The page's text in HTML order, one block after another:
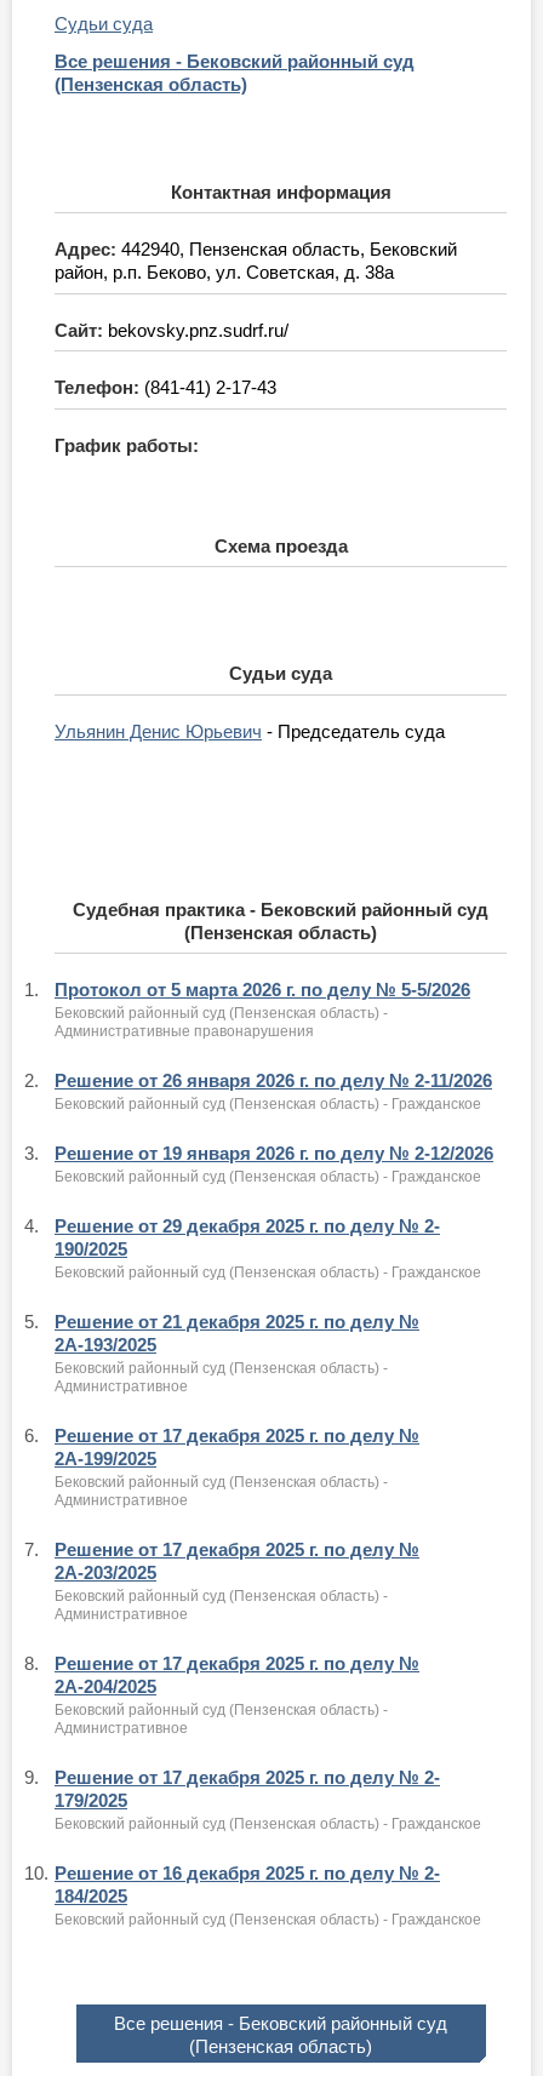
Судьи суда
Все решения - Бековский районный суд
(Пензенская область)
Контактная информация
Адрес: 442940, Пензенская область, Бековский
район, р.п. Беково, ул. Советская, д. 38а
Сайт: bekovsky.pnz.sudrf.ru/
Телефон: (841-41) 2-17-43
График работы:
Схема проезда
Судьи суда
Ульянин Денис Юрьевич - Председатель суда
Судебная практика - Бековский районный суд
(Пензенская область)
1. Протокол от 5 марта 2026 г. по делу № 5-5/2026
Бековский районный суд (Пензенская область) -
Административные правонарушения
2. Решение от 26 января 2026 г. по делу № 2-11/2026
Бековский районный суд (Пензенская область) - Гражданское
3. Решение от 19 января 2026 г. по делу № 2-12/2026
Бековский районный суд (Пензенская область) - Гражданское
4.
Решение от 29 декабря 2025 г. по делу № 2-
190/2025
Бековский районный суд (Пензенская область) - Гражданское
5.
Решение от 21 декабря 2025 г. по делу №
2А-193/2025
Бековский районный суд (Пензенская область) -
Административное
6.
Решение от 17 декабря 2025 г. по делу №
2А-199/2025
Бековский районный суд (Пензенская область) -
Административное
7.
Решение от 17 декабря 2025 г. по делу №
2А-203/2025
Бековский районный суд (Пензенская область) -
Административное
8.
Решение от 17 декабря 2025 г. по делу №
2А-204/2025
Бековский районный суд (Пензенская область) -
Административное
9.
Решение от 17 декабря 2025 г. по делу № 2-
179/2025
Бековский районный суд (Пензенская область) - Гражданское
10. Решение от 16 декабря 2025 г. по делу № 2-
184/2025
Бековский районный суд (Пензенская область) - Гражданское
Все решения - Бековский районный суд
(Пензенская область)